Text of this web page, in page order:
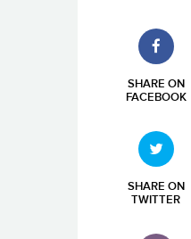
SHARE ON
FACEBOOK
SHARE ON
TWITTER